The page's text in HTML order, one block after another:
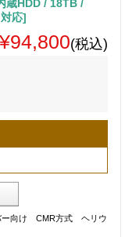
蔵HDD / 18TB /
応]
¥94,800(税込)
向け CMR方式 ヘリウ